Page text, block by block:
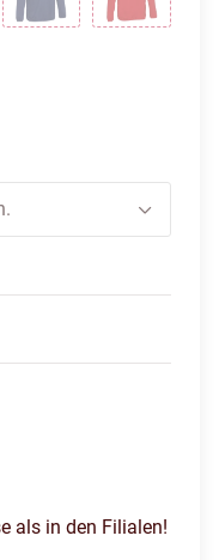
als in den Filialen!